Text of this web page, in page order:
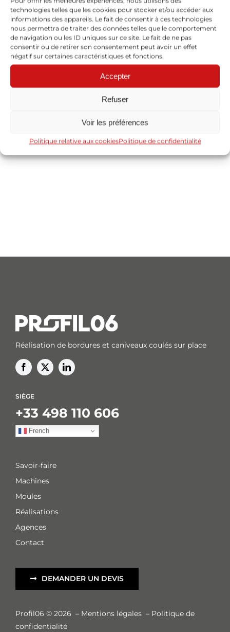
technologies telles que les cookies pour stocker et/ou accéder aux
informations des appareils. Le fait de consentir à ces technologies
nous permettra de traiter des données telles que le comportement
de navigation ou les ID uniques sur ce site. Le fait de ne pas
consentir ou de retirer son consentement peut avoir un effet
négatif sur certaines caractéristiques et fonctions.
Accepter
Refuser
Voir les préférences
Politique relative aux cookiesPolitique de confidentialité
À propos de l'auteur :Cyril Baron
Laisser un commentaire
Réalisation de bordures et caniveaux coulés sur place
SIÈGE
+33 498 110 606
French
Savoir-faire
Machines
Moules
Réalisations
Agences
Contact
DEMANDER UN DEVIS
Profil06 © 2026 – Mentions légales – Politique de
confidentialité